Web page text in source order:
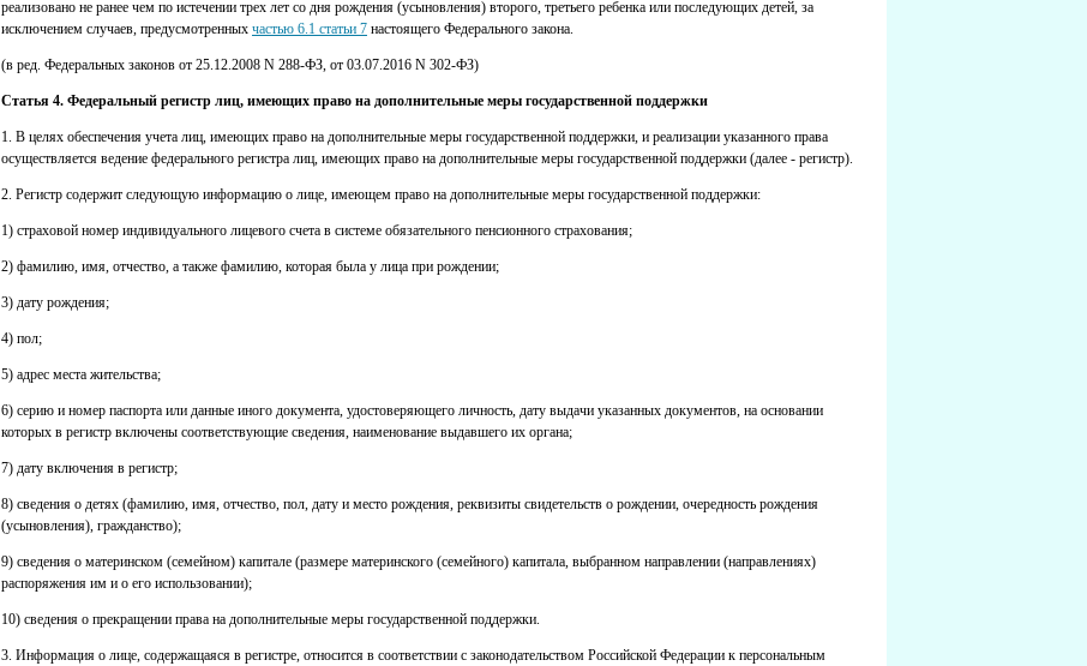
реализовано не ранее чем по истечении трех лет со дня рождения (усыновления) второго, третьего ребенка или последующих детей, за
исключением случаев, предусмотренных частью 6.1 статьи 7 настоящего Федерального закона.
(в ред. Федеральных законов от 25.12.2008 N 288-ФЗ, от 03.07.2016 N 302-ФЗ)
Статья 4. Федеральный регистр лиц, имеющих право на дополнительные меры государственной поддержки
1. В целях обеспечения учета лиц, имеющих право на дополнительные меры государственной поддержки, и реализации указанного права
осуществляется ведение федерального регистра лиц, имеющих право на дополнительные меры государственной поддержки (далее - регистр).
2. Регистр содержит следующую информацию о лице, имеющем право на дополнительные меры государственной поддержки:
1) страховой номер индивидуального лицевого счета в системе обязательного пенсионного страхования;
2) фамилию, имя, отчество, а также фамилию, которая была у лица при рождении;
3) дату рождения;
4) пол;
5) адрес места жительства;
6) серию и номер паспорта или данные иного документа, удостоверяющего личность, дату выдачи указанных документов, на основании
которых в регистр включены соответствующие сведения, наименование выдавшего их органа;
7) дату включения в регистр;
8) сведения о детях (фамилию, имя, отчество, пол, дату и место рождения, реквизиты свидетельств о рождении, очередность рождения
(усыновления), гражданство);
9) сведения о материнском (семейном) капитале (размере материнского (семейного) капитала, выбранном направлении (направлениях)
распоряжения им и о его использовании);
10) сведения о прекращении права на дополнительные меры государственной поддержки.
3. Информация о лице, содержащаяся в регистре, относится в соответствии с законодательством Российской Федерации к персональным